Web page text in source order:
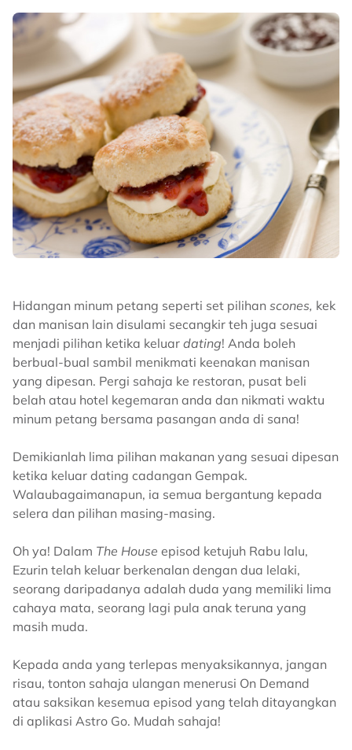
Hidangan minum petang seperti set pilihan scones, kek
dan manisan lain disulami secangkir teh juga sesuai
menjadi pilihan ketika keluar dating! Anda boleh
berbual-bual sambil menikmati keenakan manisan
yang dipesan. Pergi sahaja ke restoran, pusat beli
belah atau hotel kegemaran anda dan nikmati waktu
minum petang bersama pasangan anda di sana!
Demikianlah lima pilihan makanan yang sesuai dipesan
ketika keluar dating cadangan Gempak.
Walaubagaimanapun, ia semua bergantung kepada
selera dan pilihan masing-masing.
Oh ya! Dalam The House episod ketujuh Rabu lalu,
Ezurin telah keluar berkenalan dengan dua lelaki,
seorang daripadanya adalah duda yang memiliki lima
cahaya mata, seorang lagi pula anak teruna yang
masih muda.
Kepada anda yang terlepas menyaksikannya, jangan
risau, tonton sahaja ulangan menerusi On Demand
atau saksikan kesemua episod yang telah ditayangkan
di aplikasi Astro Go. Mudah sahaja!